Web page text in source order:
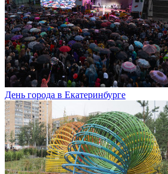
День города в Екатеринбурге